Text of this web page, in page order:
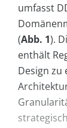
umfasst
(Abb. 1).
enthält
Design zu